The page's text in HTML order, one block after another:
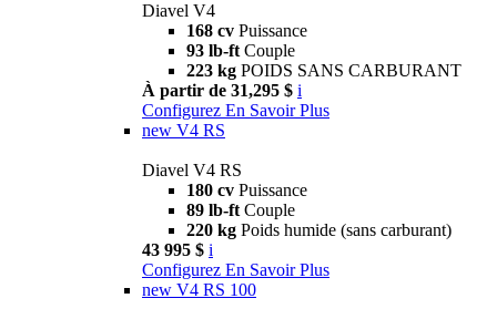
Diavel V4
168 cv Puissance
93 lb-ft Couple
223 kg POIDS SANS CARBURANT
À partir de 31,295 $ i
Configurez En Savoir Plus
new V4 RS
Diavel V4 RS
180 cv Puissance
89 lb-ft Couple
220 kg Poids humide (sans carburant)
43 995 $ i
Configurez En Savoir Plus
new V4 RS 100